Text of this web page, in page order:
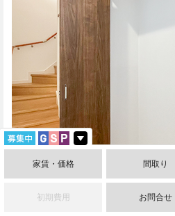
家賃・価格 間取り
初期費用 お問合せ